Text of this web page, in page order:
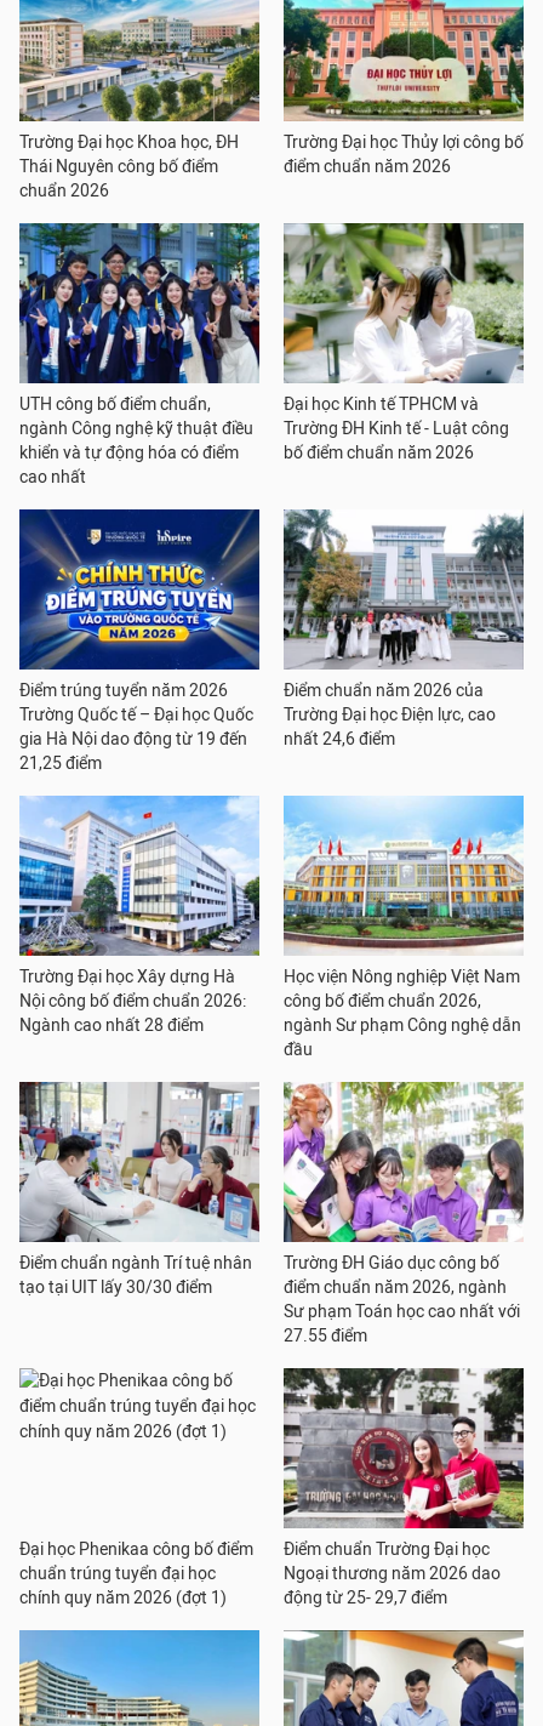
Trường Đại học Khoa học, ĐH
Thái Nguyên công bố điểm
chuẩn 2026
Trường Đại học Thủy lợi công bố
điểm chuẩn năm 2026
UTH công bố điểm chuẩn,
ngành Công nghệ kỹ thuật điều
khiển và tự động hóa có điểm
cao nhất
Đại học Kinh tế TPHCM và
Trường ĐH Kinh tế - Luật công
bố điểm chuẩn năm 2026
Điểm trúng tuyển năm 2026
Trường Quốc tế – Đại học Quốc
gia Hà Nội dao động từ 19 đến
21,25 điểm
Điểm chuẩn năm 2026 của
Trường Đại học Điện lực, cao
nhất 24,6 điểm
Trường Đại học Xây dựng Hà
Nội công bố điểm chuẩn 2026:
Ngành cao nhất 28 điểm
Học viện Nông nghiệp Việt Nam
công bố điểm chuẩn 2026,
ngành Sư phạm Công nghệ dẫn
đầu
Điểm chuẩn ngành Trí tuệ nhân
tạo tại UIT lấy 30/30 điểm
Trường ĐH Giáo dục công bố
điểm chuẩn năm 2026, ngành
Sư phạm Toán học cao nhất với
27.55 điểm
Đại học Phenikaa công bố điểm
chuẩn trúng tuyển đại học
chính quy năm 2026 (đợt 1)
Điểm chuẩn Trường Đại học
Ngoại thương năm 2026 dao
động từ 25- 29,7 điểm